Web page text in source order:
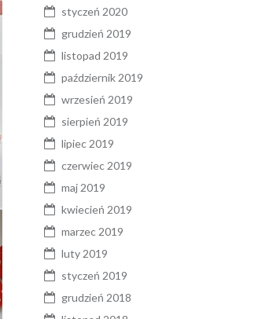
styczeń 2020
grudzień 2019
listopad 2019
październik 2019
wrzesień 2019
sierpień 2019
lipiec 2019
czerwiec 2019
maj 2019
kwiecień 2019
marzec 2019
luty 2019
styczeń 2019
grudzień 2018